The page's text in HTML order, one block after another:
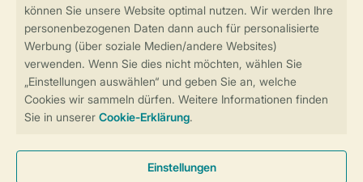
Sicherstellung Deiner Privatsphäre
Sichere Datenübertragung
Sicheres Bezahlen